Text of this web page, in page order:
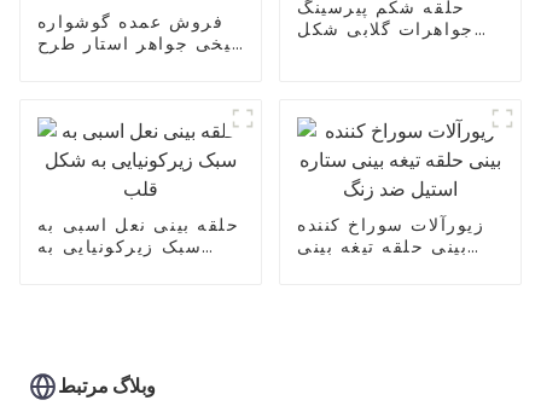
فروش عمده گوشواره
میخی جواهر استار طرح
حلقه شکم پیرسینگ
جواهرات گلابی شکل
حلقه بینی نعل اسبی به
سبک زیرکونیایی به
زیورآلات سوراخ کننده
بینی حلقه تیغه بینی
وبلاگ مرتبط